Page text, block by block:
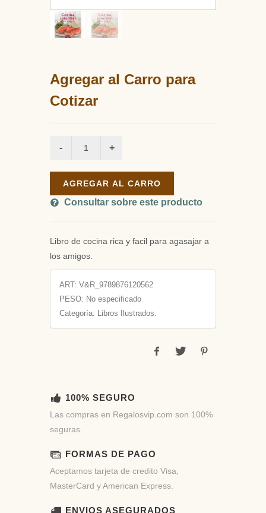
Agregar al Carro para
Cotizar
AGREGAR AL CARRO
Consultar sobre este producto
Libro de cocina rica y facil para agasajar a
los amigos.
ART: V&R_9789876120562
PESO: No especificado
Categoría: Libros Ilustrados.
100% SEGURO
Las compras en Regalosvip.com son 100%
seguras.
FORMAS DE PAGO
Aceptamos tarjeta de credito Visa,
MasterCard y American Express.
ENVIOS ASEGURADOS